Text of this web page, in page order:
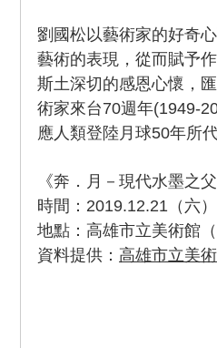
劉國松以藝術家的好奇
藝術的表現，從而賦予
斯土深切的感恩心懷，
術家來台70週年(1949-
應人類登陸月球50年所
《奔．月－現代水墨之
時間：2019.12.21（六
地點：高雄市立美術館
資料提供： 高雄市立美